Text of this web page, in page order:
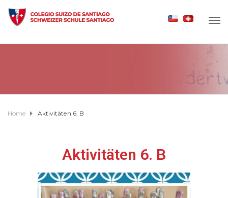
Home Aktivitäten 6. B
Aktivitäten 6. B